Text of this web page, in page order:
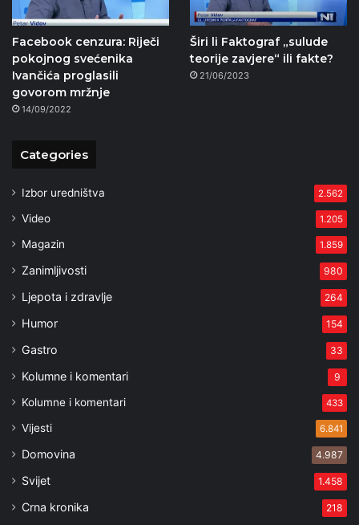
Facebook cenzura: Riječi
pokojnog svećenika
Ivančića proglasili
govorom mržnje
14/09/2022
Širi li Faktograf „sulude
teorije zavjere“ ili fakte?
21/06/2023
Categories
Izbor uredništva 2.562
Video 1.205
Magazin 1.859
Zanimljivosti 980
Ljepota i zdravlje 264
Humor 154
Gastro 33
Kolumne i komentari 9
Kolumne i komentari 433
Vijesti 6.841
Domovina 4.987
Svijet 1.458
Crna kronika 218